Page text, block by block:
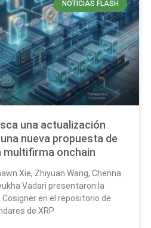
NOTICIAS FLASH
una actualización
nueva propuesta de
multifirma onchain
Xie, Zhiyuan Wang, Chenna
Vadari presentaron la
en el repositorio de
de XRP